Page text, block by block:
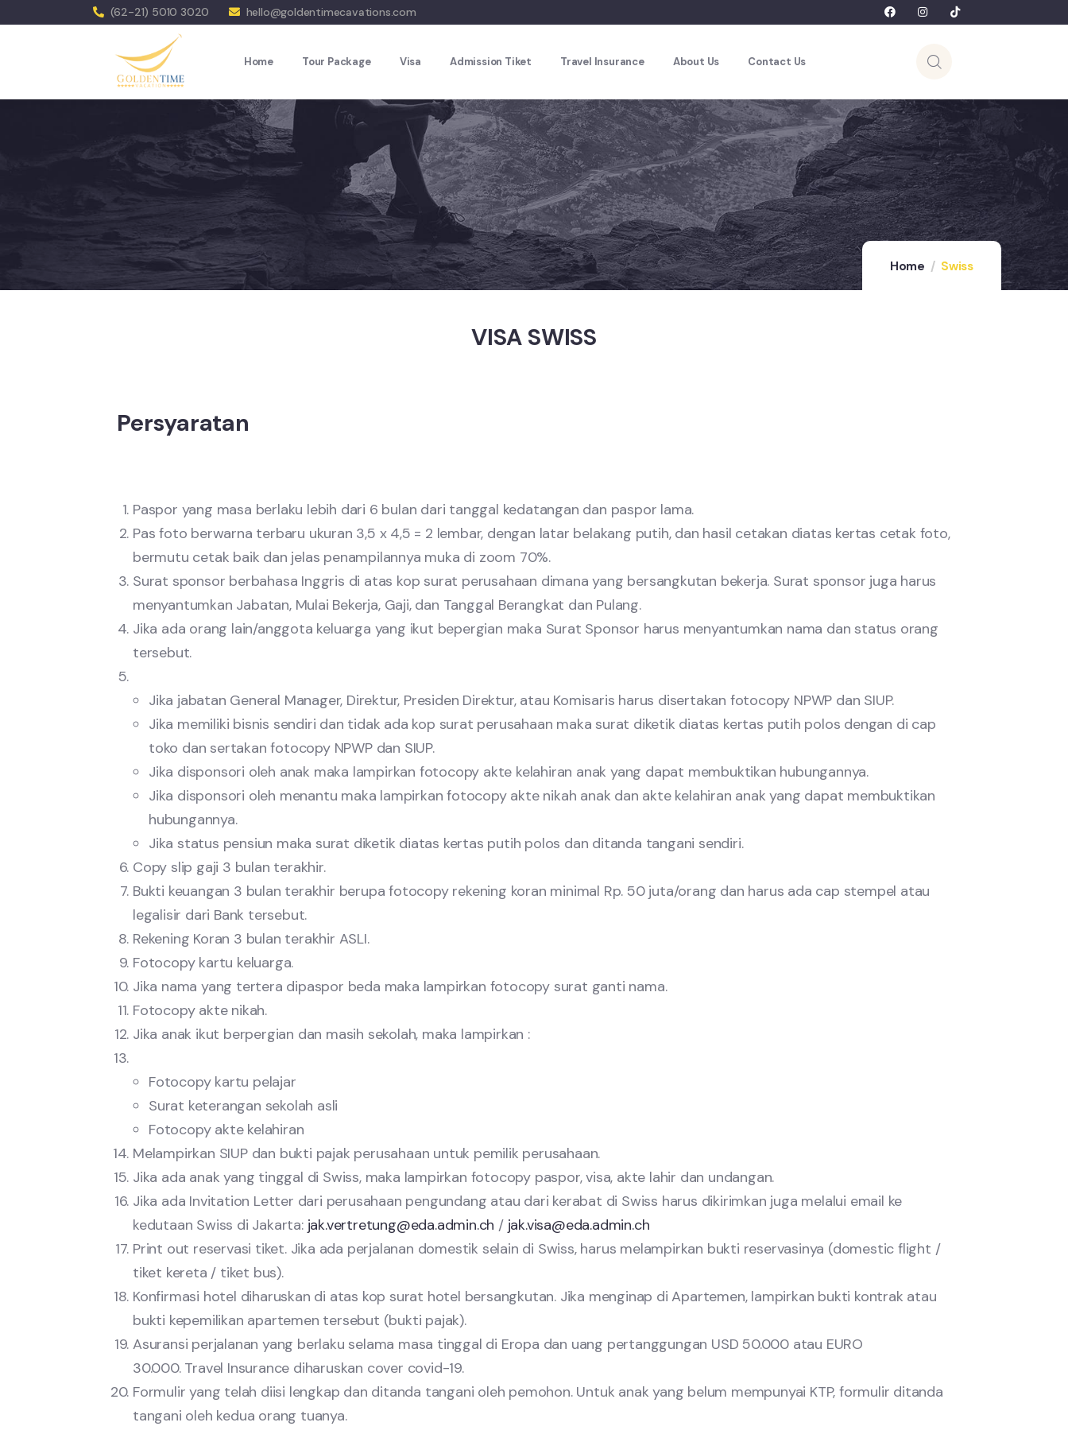
(62-21) 5010 3020 hello@goldentimecavations.com
Home Tour Package Visa Admission Tiket Travel Insurance About Us Contact Us
Home Swiss
VISA SWISS
Persyaratan
Paspor yang masa berlaku lebih dari 6 bulan dari tanggal kedatangan dan paspor lama.
Pas foto berwarna terbaru ukuran 3,5 x 4,5 = 2 lembar, dengan latar belakang putih, dan hasil cetakan diatas kertas cetak foto,
bermutu cetak baik dan jelas penampilannya muka di zoom 70%.
Surat sponsor berbahasa Inggris di atas kop surat perusahaan dimana yang bersangkutan bekerja. Surat sponsor juga harus
menyantumkan Jabatan, Mulai Bekerja, Gaji, dan Tanggal Berangkat dan Pulang.
Jika ada orang lain/anggota keluarga yang ikut bepergian maka Surat Sponsor harus menyantumkan nama dan status orang
tersebut.
Jika jabatan General Manager, Direktur, Presiden Direktur, atau Komisaris harus disertakan fotocopy NPWP dan SIUP.
Jika memiliki bisnis sendiri dan tidak ada kop surat perusahaan maka surat diketik diatas kertas putih polos dengan di cap
toko dan sertakan fotocopy NPWP dan SIUP.
Jika disponsori oleh anak maka lampirkan fotocopy akte kelahiran anak yang dapat membuktikan hubungannya.
Jika disponsori oleh menantu maka lampirkan fotocopy akte nikah anak dan akte kelahiran anak yang dapat membuktikan
hubungannya.
Jika status pensiun maka surat diketik diatas kertas putih polos dan ditanda tangani sendiri.
Copy slip gaji 3 bulan terakhir.
Bukti keuangan 3 bulan terakhir berupa fotocopy rekening koran minimal Rp. 50 juta/orang dan harus ada cap stempel atau
legalisir dari Bank tersebut.
Rekening Koran 3 bulan terakhir ASLI.
Fotocopy kartu keluarga.
Jika nama yang tertera dipaspor beda maka lampirkan fotocopy surat ganti nama.
Fotocopy akte nikah.
Jika anak ikut berpergian dan masih sekolah, maka lampirkan :
Fotocopy kartu pelajar
Surat keterangan sekolah asli
Fotocopy akte kelahiran
Melampirkan SIUP dan bukti pajak perusahaan untuk pemilik perusahaan.
Jika ada anak yang tinggal di Swiss, maka lampirkan fotocopy paspor, visa, akte lahir dan undangan.
Jika ada Invitation Letter dari perusahaan pengundang atau dari kerabat di Swiss harus dikirimkan juga melalui email ke
kedutaan Swiss di Jakarta: jak.vertretung@eda.admin.ch /jak.visa@eda.admin.ch
Print out reservasi tiket. Jika ada perjalanan domestik selain di Swiss, harus melampirkan bukti reservasinya (domestic flight /
tiket kereta / tiket bus).
Konfirmasi hotel diharuskan di atas kop surat hotel bersangkutan. Jika menginap di Apartemen, lampirkan bukti kontrak atau
bukti kepemilikan apartemen tersebut (bukti pajak).
Asuransi perjalanan yang berlaku selama masa tinggal di Eropa dan uang pertanggungan USD 50.000 atau EURO
30.000. Travel Insurance diharuskan cover covid-19.
Formulir yang telah diisi lengkap dan ditanda tangani oleh pemohon. Untuk anak yang belum mempunyai KTP, formulir ditanda
tangani oleh kedua orang tuanya.